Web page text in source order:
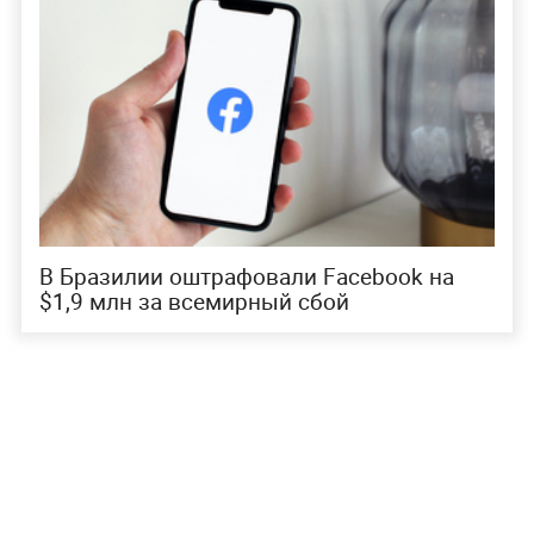
В Бразилии оштрафовали Facebook на
$1,9 млн за всемирный сбой